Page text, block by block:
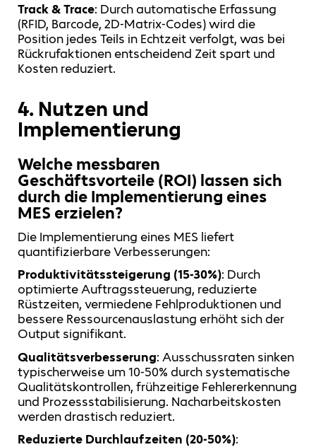
Track & Trace: Durch automatische Erfassung
(RFID, Barcode, 2D-Matrix-Codes) wird die
Position jedes Teils in Echtzeit verfolgt, was bei
Rückrufaktionen entscheidend Zeit spart und
Kosten reduziert.
4. Nutzen und
Implementierung
Welche messbaren
Geschäftsvorteile (ROI) lassen sich
durch die Implementierung eines
MES erzielen?
Die Implementierung eines MES liefert
quantifizierbare Verbesserungen:
Produktivitätssteigerung (15-30%): Durch
optimierte Auftragssteuerung, reduzierte
Rüstzeiten, vermiedene Fehlproduktionen und
bessere Ressourcenauslastung erhöht sich der
Output signifikant.
Qualitätsverbesserung: Ausschussraten sinken
typischerweise um 10-50% durch systematische
Qualitätskontrollen, frühzeitige Fehlererkennung
und Prozessstabilisierung. Nacharbeitskosten
werden drastisch reduziert.
Reduzierte Durchlaufzeiten (20-50%):